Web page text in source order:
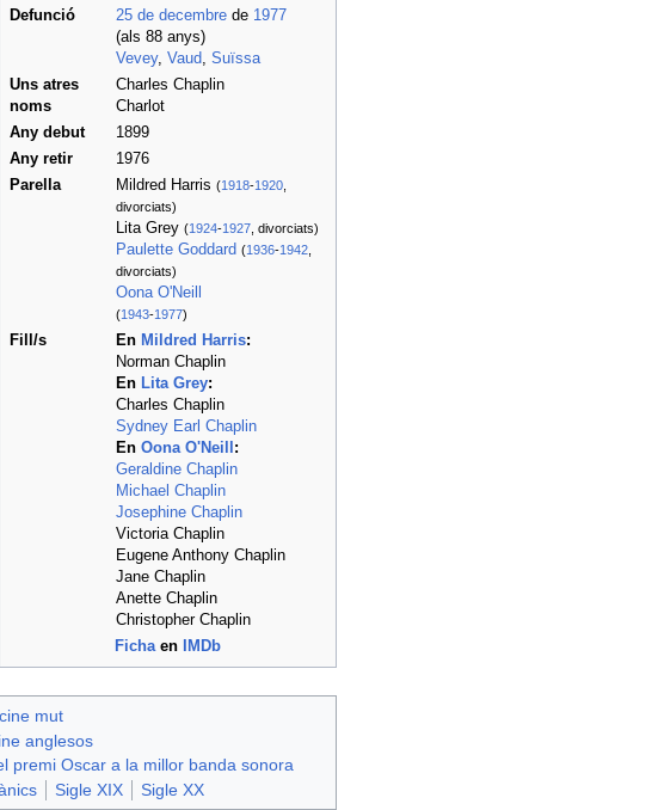
Defunció
25 de decembre de 1977
(als 88 anys)
Vevey, Vaud, Suïssa
Uns atres
noms
Charles Chaplin
Charlot
Any debut
1899
Any retir
1976
Parella
Mildred Harris (1918-1920
divorciats)
Lita Grey (1924-1927 , divorciats)
Paulette Goddard (1936-1942
divorciats)
Oona O'Neill
(1943-1977)
Fill/s En Mildred Harris:
Norman Chaplin
En Lita Grey:
Charles Chaplin
Sydney Earl Chaplin
En Oona O'Neill :
Geraldine Chaplin
Michael Chaplin
Josephine Chaplin
Victoria Chaplin
Eugene Anthony Chaplin
Jane Chaplin
Anette Chaplin
Christopher Chaplin
Fichaen IMDb
mut
anglesos
premi Oscar a la millor banda sonora
Sigle XIX Sigle XX